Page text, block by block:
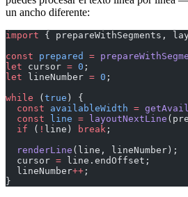
un ancho diferente:
import { prepareWithSegments,
const prepared =
let cursor = 0 ;
let lineNumber = 0 ;
while ( true ) {
  const
availableWidth =
  const
line = layoutNextLine
  if
( ! line) break ;
  renderLine
(line, lineNumber);
  cursor
= line.endOffset;
  lineNumber
++ ;
}